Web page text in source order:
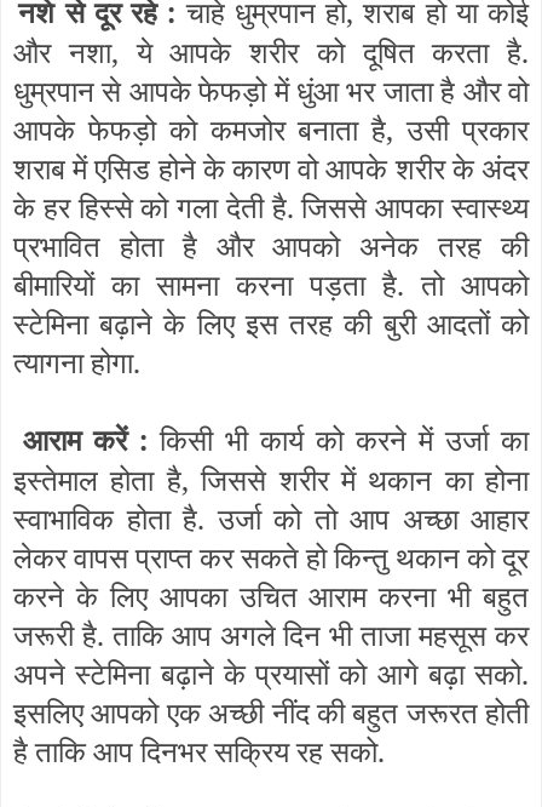
नशे से दूर रहे : चाहे धुम्रपान हो, शराब हो या कोई
और नशा, ये आपके शरीर को दूषित करता है.
धुम्रपान से आपके फेफड़ो में धुंआ भर जाता है और वो
आपके फेफड़ो को कमजोर बनाता है, उसी प्रकार
शराब में एसिड होने के कारण वो आपके शरीर के अंदर
के हर हिस्से को गला देती है. जिससे आपका स्वास्थ्य
प्रभावित होता है और आपको अनेक तरह की
बीमारियों का सामना करना पड़ता है. तो आपको
स्टेमिना बढ़ाने के लिए इस तरह की बुरी आदतों को
त्यागना होगा.
आराम करें :किसी भी कार्य को करने में उर्जा का
इस्तेमाल होता है, जिससे शरीर में थकान का होना
स्वाभाविक होता है. उर्जा को तो आप अच्छा आहार
लेकर वापस प्राप्त कर सकते हो किन्तु थकान को दूर
करने के लिए आपका उचित आराम करना भी बहुत
जरूरी है. ताकि आप अगले दिन भी ताजा महसूस कर
अपने स्टेमिना बढ़ाने के प्रयासों को आगे बढ़ा सको.
इसलिए आपको एक अच्छी नींद की बहुत जरूरत होती
है ताकि आप दिनभर सक्रिय रह सको.